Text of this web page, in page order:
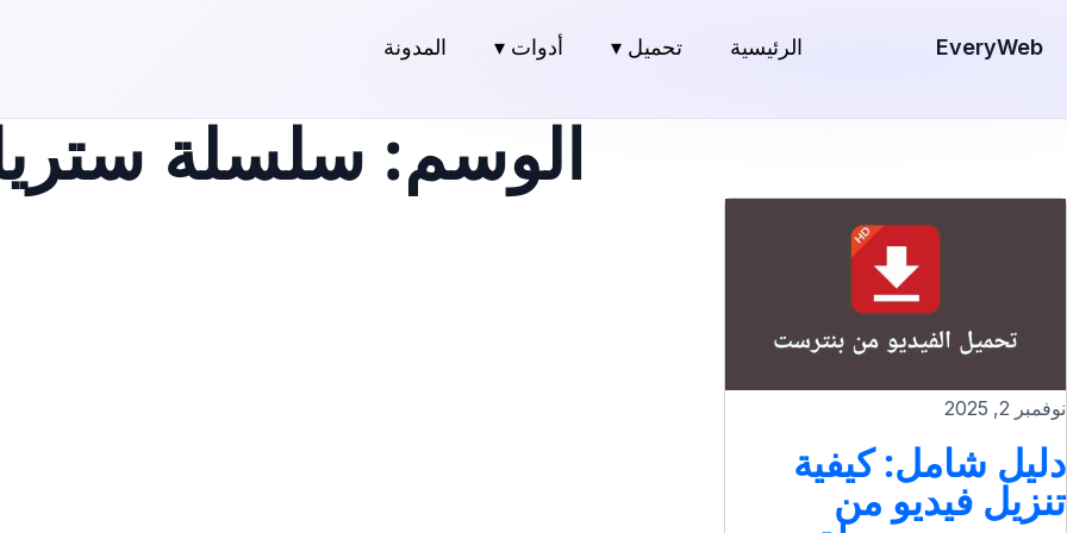
EveryWeb الرئيسية تحميل ▾ أدوات ▾ المدونة
الوسم: سلسلة
نوفمبر 2, 2025
دليل شامل: كيفية
تنزيل فيديو من